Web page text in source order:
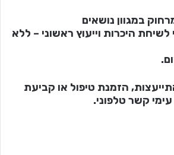
במגוון נושאים
לשיחת היכרות וייעוץ ראשוני – ללא
הזמנת טיפול או קביעת
קשר טלפוני.